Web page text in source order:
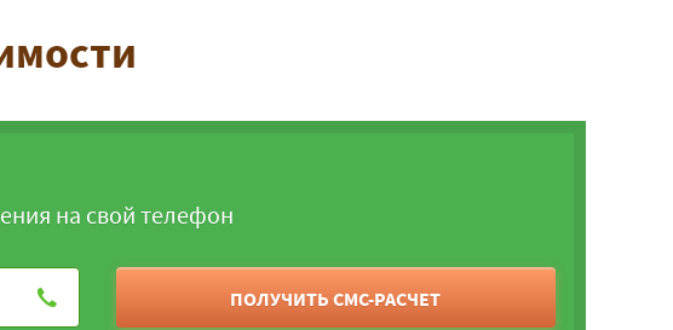
на свой телефон
ПОЛУЧИТЬ СМС-РАСЧЕТ